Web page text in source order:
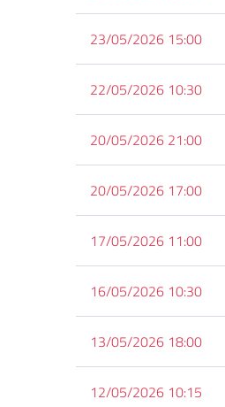
23/05/2026 15:00
22/05/2026 10:30
20/05/2026 21:00
20/05/2026 17:00
17/05/2026 11:00
16/05/2026 10:30
13/05/2026 18:00
12/05/2026 10:15